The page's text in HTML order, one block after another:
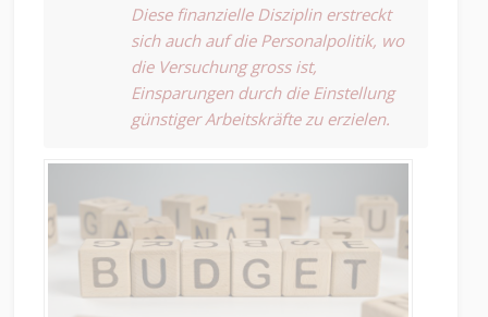
Diese finanzielle Disziplin erstreckt
sich auch auf die Personalpolitik, wo
die Versuchung gross ist,
Einsparungen durch die Einstellung
günstiger Arbeitskräfte zu erzielen.